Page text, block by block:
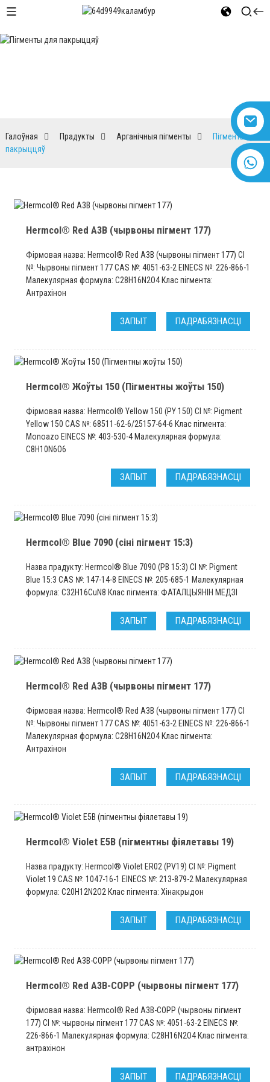
Галоўная Прадукты Арганічныя пігменты
Пігменты для
пакрыццяў
Hermcol® Red A3B (чырвоны пігмент 177)
Фірмовая назва: Hermcol® Red A3B (чырвоны пігмент 177) CI
№: Чырвоны пігмент 177 CAS №: 4051-63-2 EINECS №: 226-866-1
Малекулярная формула: C28H16N2O4 Клас пігмента:
Антрахінон
ЗАПЫТ ПАДРАБЯЗНАСЦІ
Hermcol® Жоўты 150 (Пігментны жоўты 150)
Фірмовая назва: Hermcol® Yellow 150 (PY 150) CI №: Pigment
Yellow 150 CAS №: 68511-62-6/25157-64-6 Клас пігмента:
Monoazo EINECS №: 403-530-4 Малекулярная формула:
C8H10N6O6
ЗАПЫТ ПАДРАБЯЗНАСЦІ
Hermcol® Blue 7090 (сіні пігмент 15:3)
Назва прадукту: Hermcol® Blue 7090 (PB 15:3) CI №: Pigment
Blue 15:3 CAS №: 147-14-8 EINECS №: 205-685-1 Малекулярная
формула: C32H16CuN8 Клас пігмента: ФАТАЛЦЫЯНІН МЕДЗІ
ЗАПЫТ ПАДРАБЯЗНАСЦІ
Hermcol® Red A3B (чырвоны пігмент 177)
Фірмовая назва: Hermcol® Red A3B (чырвоны пігмент 177) CI
№: Чырвоны пігмент 177 CAS №: 4051-63-2 EINECS №: 226-866-1
Малекулярная формула: C28H16N2O4 Клас пігмента:
Антрахінон
ЗАПЫТ ПАДРАБЯЗНАСЦІ
Hermcol® Violet E5B (пігментны фіялетавы 19)
Назва прадукту: Hermcol® Violet ER02 (PV19) CI №: Pigment
Violet 19 CAS №: 1047-16-1 EINECS №: 213-879-2 Малекулярная
формула: C20H12N2O2 Клас пігмента: Хінакрыдон
ЗАПЫТ ПАДРАБЯЗНАСЦІ
Hermcol® Red A3B-COPP (чырвоны пігмент 177)
Фірмовая назва: Hermcol® Red A3B-COPP (чырвоны пігмент
177) CI №: чырвоны пігмент 177 CAS №: 4051-63-2 EINECS №:
226-866-1 Малекулярная формула: C28H16N2O4 Клас пігмента:
антрахінон
ЗАПЫТ ПАДРАБЯЗНАСЦІ